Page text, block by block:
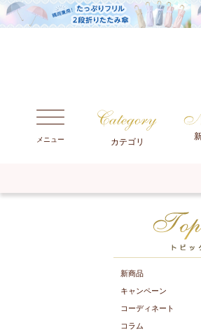
メニュー カテゴリ
新商品
キャンペーン
コーディネート
コラム